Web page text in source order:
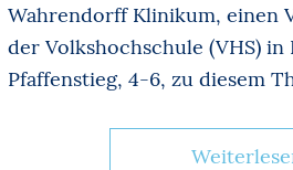
Wahrendorff Klinikum, einen
der Volkshochschule (VHS) in
Pfaffenstieg, 4-6, zu diesem